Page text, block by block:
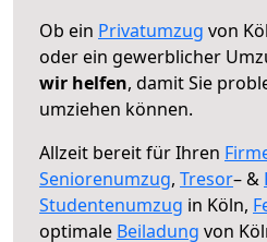
Ob ein Privatumzug von
oder ein gewerblicher
wir helfen, damit Sie
umziehen können.
Allzeit bereit für Ihren
Seniorenumzug, Tresor– &
Studentenumzug in Köln,
optimale Beiladung von